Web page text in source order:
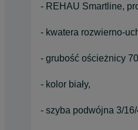
- REHAU Smartline,
- kwatera rozwierno-
- grubość ościeżnicy
- kolor biały,
- szyba podwójna 3/